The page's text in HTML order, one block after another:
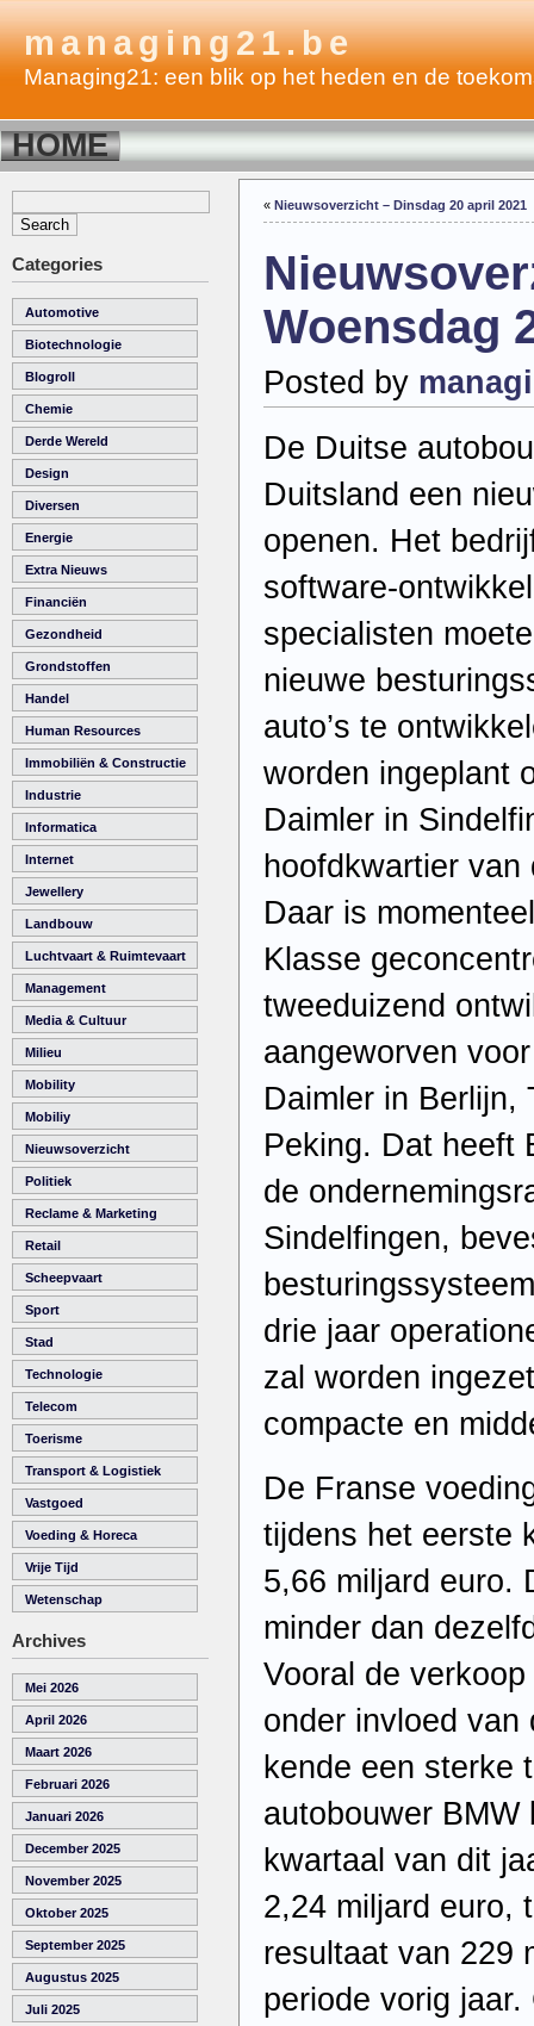
managing21.be
Managing21: een blik op het heden en de
HOME
Categories
Automotive
Biotechnologie
Blogroll
Chemie
Derde Wereld
Design
Diversen
Energie
Extra Nieuws
Financiën
Gezondheid
Grondstoffen
Handel
Human Resources
Immobiliën & Constructie
Industrie
Informatica
Internet
Jewellery
Landbouw
Luchtvaart & Ruimtevaart
Management
Media & Cultuur
Milieu
Mobility
Mobiliy
Nieuwsoverzicht
Politiek
Reclame & Marketing
Retail
Scheepvaart
Sport
Stad
Technologie
Telecom
Toerisme
Transport & Logistiek
Vastgoed
Voeding & Horeca
Vrije Tijd
Wetenschap
Archives
Mei 2026
April 2026
Maart 2026
Februari 2026
Januari 2026
December 2025
November 2025
Oktober 2025
September 2025
Augustus 2025
Juli 2025
« Nieuwsoverzicht – Dinsdag 20 april 2021
Woensdag
Posted by
De Duitse
Duitsland een
openen. Het
software-
specialisten
nieuwe
auto’s te
worden ingeplant
Daimler in
hoofdkwartier
Daar is
Klasse
tweeduizend
aangeworven
Daimler in Berlijn,
Peking. Dat heeft
de
Sindelfingen,
drie jaar
zal worden
compacte en
De Franse
tijdens het eerste
5,66 miljard euro.
minder dan
Vooral de
onder invloed van
kende een sterke
autobouwer
kwartaal van dit
2,24 miljard euro,
resultaat van 229
periode vorig